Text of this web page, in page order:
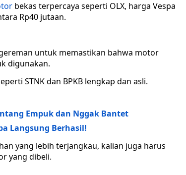
bekas terpercaya seperti OLX, harga Vespa
Rp40 jutaan.
untuk memastikan bahwa motor
digunakan.
STNK dan BPKB lengkap dan asli.
Empuk dan Nggak Bantet
Langsung Berhasil!
yang lebih terjangkau, kalian juga harus
yang dibeli.